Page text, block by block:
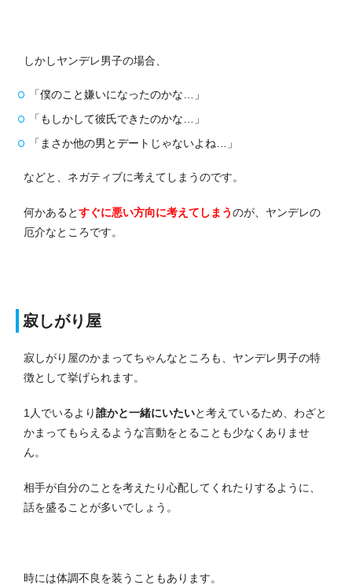
しかしヤンデレ男子の場合、
「僕のこと嫌いになったのかな…」
「もしかして彼氏できたのかな…」
「まさか他の男とデートじゃないよね…」
などと、ネガティブに考えてしまうのです。
何かあるとすぐに悪い方向に考えてしまうのが、ヤンデレの
厄介なところです。
寂しがり屋
寂しがり屋のかまってちゃんなところも、ヤンデレ男子の特
徴として挙げられます。
1人でいるより誰かと一緒にいたいと考えているため、わざと
かまってもらえるような言動をとることも少なくありませ
ん。
相手が自分のことを考えたり心配してくれたりするように、
話を盛ることが多いでしょう。
時には体調不良を装うこともあります。